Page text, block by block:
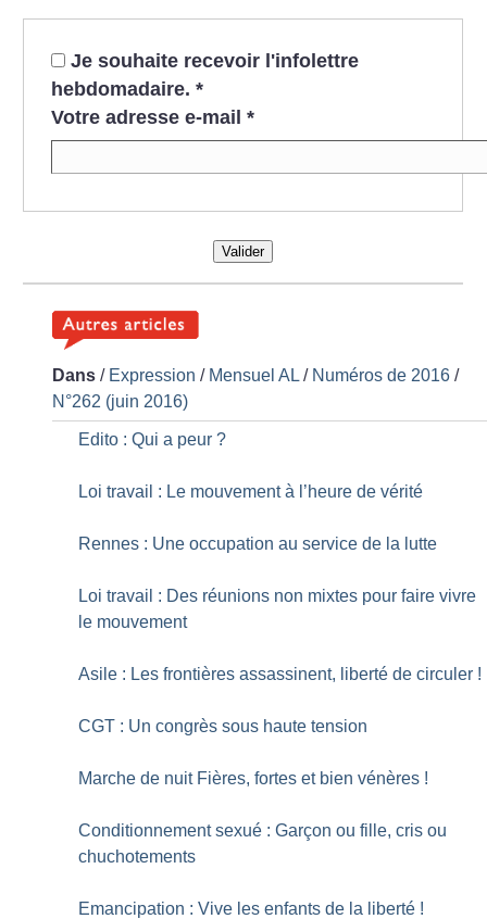
Je souhaite recevoir l'infolettre
hebdomadaire. *
Votre adresse e-mail *
Valider
Dans / Expression / Mensuel AL / Numéros de 2016 /
N°262 (juin 2016)
Edito : Qui a peur ?
Loi travail : Le mouvement à l’heure de vérité
Rennes : Une occupation au service de la lutte
Loi travail : Des réunions non mixtes pour faire vivre
le mouvement
Asile : Les frontières assassinent, liberté de circuler !
CGT : Un congrès sous haute tension
Marche de nuit Fières, fortes et bien vénères !
Conditionnement sexué : Garçon ou fille, cris ou
chuchotements
Emancipation : Vive les enfants de la liberté !